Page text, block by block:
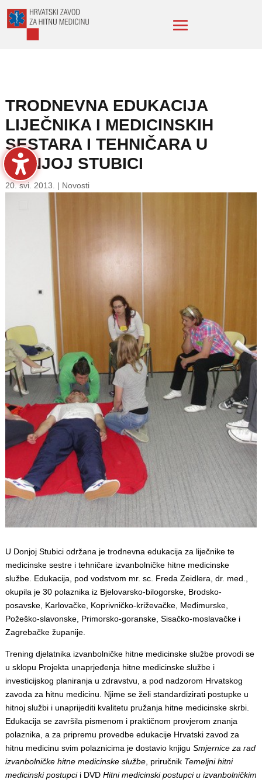
TRODNEVNA EDUKACIJA
LIJEČNIKA I MEDICINSKIH
SESTARA I TEHNIČARA U
DONJOJ STUBICI
20. svi. 2013. | Novosti
U Donjoj Stubici održana je trodnevna edukacija za liječnike te
medicinske sestre i tehničare izvanbolničke hitne medicinske
službe. Edukacija, pod vodstvom mr. sc. Freda Zeidlera, dr. med.,
okupila je 30 polaznika iz Bjelovarsko-bilogorske, Brodsko-
posavske, Karlovačke, Koprivničko-križevačke, Međimurske,
Požeško-slavonske, Primorsko-goranske, Sisačko-moslavačke i
Zagrebačke županije.
Trening djelatnika izvanbolničke hitne medicinske službe provodi se
u sklopu Projekta unaprjeđenja hitne medicinske službe i
investicijskog planiranja u zdravstvu, a pod nadzorom Hrvatskog
zavoda za hitnu medicinu. Njime se želi standardizirati postupke u
hitnoj službi i unaprijediti kvalitetu pružanja hitne medicinske skrbi.
Edukacija se završila pismenom i praktičnom provjerom znanja
polaznika, a za pripremu provedbe edukacije Hrvatski zavod za
hitnu medicinu svim polaznicima je dostavio knjigu Smjernice za rad
izvanbolničke hitne medicinske službe, priručnik Temeljni hitni
medicinski postupcii DVD Hitni medicinski postupci u izvanbolničkim